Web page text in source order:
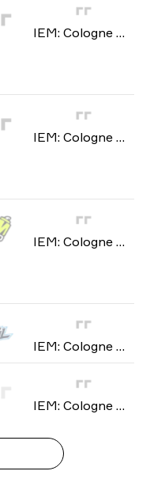
IEM: Cologne Major 2026
IEM: Cologne Major 2026
IEM: Cologne Major 2026
IEM: Cologne Major 2026
IEM: Cologne Major 2026